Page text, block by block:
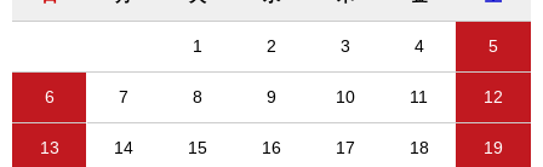
1 2 3 4 5
6 7 8 9 10 11 12
13 14 15 16 17 18 19